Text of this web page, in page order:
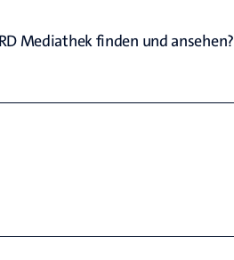
Mediathek finden und ansehen?